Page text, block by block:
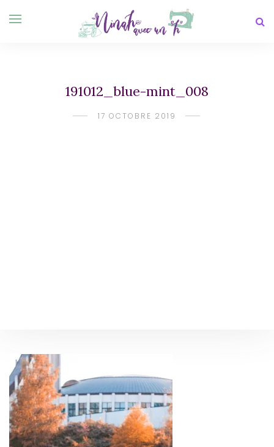
191012_blue-mint_008
17 OCTOBRE 2019